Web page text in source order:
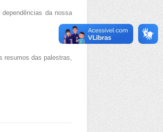
da nossa
das palestras,